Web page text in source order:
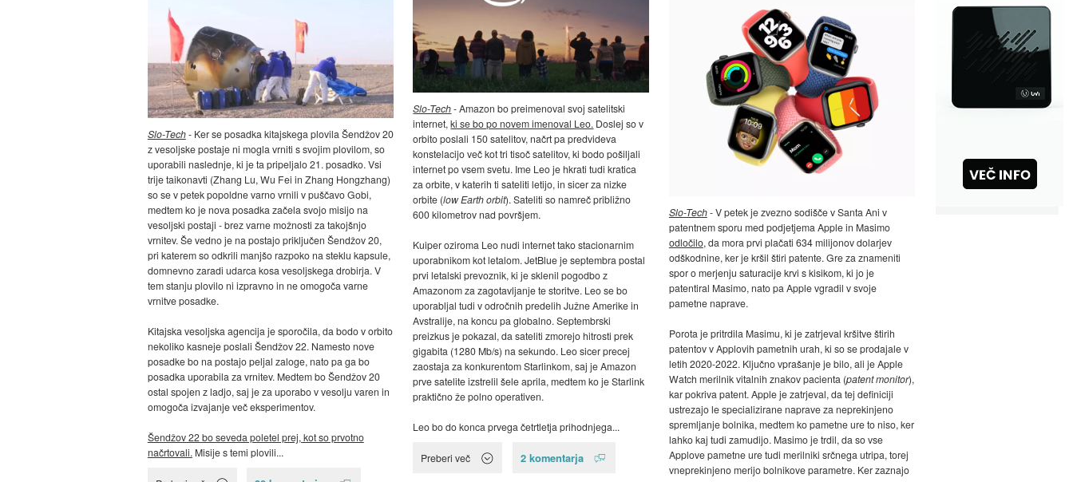
Slo-Tech- Ker se posadka kitajskega plovila Šendžov 20
z vesoljske postaje ni mogla vrniti s svojim plovilom, so
uporabili naslednje, ki je ta pripeljalo 21. posadko. Vsi
trije taikonavti (Zhang Lu, Wu Fei in Zhang Hongzhang)
so se v petek popoldne varno vrnili v puščavo Gobi,
medtem ko je nova posadka začela svojo misijo na
vesoljski postaji - brez varne možnosti za takojšnjo
vrnitev. Še vedno je na postajo priključen Šendžov 20,
pri katerem so odkrili manjšo razpoko na steklu kapsule,
domnevno zaradi udarca kosa vesoljskega drobirja. V
tem stanju plovilo ni izpravno in ne omogoča varne
vrnitve posadke.
Kitajska vesoljska agencija je sporočila, da bodo v orbito
nekoliko kasneje poslali Šendžov 22. Namesto nove
posadke bo na postajo peljal zaloge, nato pa ga bo
posadka uporabila za vrnitev. Medtem bo Šendžov 20
ostal spojen z ladjo, saj je za uporabo v vesolju varen in
omogoča izvajanje več eksperimentov.
Šendžov 22 bo seveda poletel prej, kot so prvotno
načrtovali. Misije s temi plovili...
Slo-Tech- Amazon bo preimenoval svoj satelitski
internet,ki se bo po novem imenoval Leo. Doslej so v
orbito poslali 150 satelitov, načrt pa predvideva
konstelacijo več kot tri tisoč satelitov, ki bodo pošiljali
internet po vsem svetu. Ime Leo je hkrati tudi kratica
za orbite, v katerih ti sateliti letijo, in sicer za nizke
orbite (low Earth orbit). Sateliti so namreč približno
600 kilometrov nad površjem.
Kuiper oziroma Leo nudi internet tako stacionarnim
uporabnikom kot letalom. JetBlue je septembra postal
prvi letalski prevoznik, ki je sklenil pogodbo z
Amazonom za zagotavljanje te storitve. Leo se bo
uporabljal tudi v odročnih predelih Južne Amerike in
Avstralije, na koncu pa globalno. Septembrski
preizkus je pokazal, da sateliti zmorejo hitrosti prek
gigabita (1280 Mb/s) na sekundo. Leo sicer precej
zaostaja za konkurentom Starlinkom, saj je Amazon
prve satelite izstrelil šele aprila, medtem ko je Starlink
praktično že polno operativen.
Leo bo do konca prvega četrtletja prihodnjega...
Preberi več 2 komentarja
Slo-Tech- V petek je zvezno sodišče v Santa Ani v
patentnem sporu med podjetjema Apple in Masimo
odločilo, da mora prvi plačati 634 milijonov dolarjev
odškodnine, ker je kršil štiri patente. Gre za znameniti
spor o merjenju saturacije krvi s kisikom, ki jo je
patentiral Masimo, nato pa Apple vgradil v svoje
pametne naprave.
Porota je pritrdila Masimu, ki je zatrjeval kršitve štirih
patentov v Applovih pametnih urah, ki so se prodajale v
letih 2020-2022. Ključno vprašanje je bilo, ali je Apple
Watch merilnik vitalnih znakov pacienta (patent monitor),
kar pokriva patent. Apple je zatrjeval, da tej definiciji
ustrezajo le specializirane naprave za neprekinjeno
spremljanje bolnika, medtem ko pametne ure to niso, ker
lahko kaj tudi zamudijo. Masimo je trdil, da so vse
Applove pametne ure tudi merilniki srčnega utripa, torej
vneprekinjeno merijo bolnikove parametre. Ker zaznajo